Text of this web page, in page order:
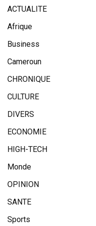
ACTUALITE
Afrique
Business
Cameroun
CHRONIQUE
CULTURE
DIVERS
ECONOMIE
HIGH-TECH
Monde
OPINION
SANTE
Sports